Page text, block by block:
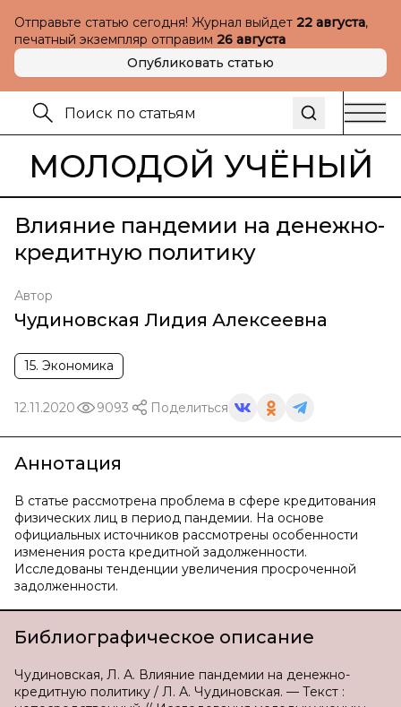
Отправьте статью сегодня! Журнал выйдет 22 августа,
печатный экземпляр отправим 26 августа
Опубликовать статью
МОЛОДОЙ УЧЁНЫЙ
Влияние пандемии на денежно-
кредитную политику
Автор
Чудиновская Лидия Алексеевна
15. Экономика
12.11.2020 9093 Поделиться
Аннотация
В статье рассмотрена проблема в сфере кредитования
физических лиц в период пандемии. На основе
официальных источников рассмотрены особенности
изменения роста кредитной задолженности.
Исследованы тенденции увеличения просроченной
задолженности.
Библиографическое описание
Чудиновская, Л. А. Влияние пандемии на денежно-
кредитную политику / Л. А. Чудиновская. — Текст :